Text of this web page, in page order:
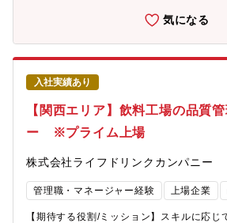
プ技術を使ったマルチエアコンは世界各国
②転勤可能性と想定移動先：有、研究所・
ートワーク：可 (週1～3日程度利用可能/個
割合：約10%【キャリアステップイメージ
を行う主担当として業務遂行し、空調機器
きます。その後、新機種開発の企画やプロ
ての活躍を期待します。【使用言語、環境
場内で使用する言語は日本語ですが、お客
英語も含まれます。製品知識、英語スキル
OFF-JTにて教育いたします【求める人物
幅広い業務をお任せいたします。生産数の
量も増大していく中で、経験豊富なマネー
する事となりました。重視するポイントと
工場全体では約60名、業務物流部門では約
しており、多様なバックグランドを持った
るリーダーシップを期待しています。また
渉外、その他管理業務など幅広い業務をお
や積極的な関わりをお願いいたします。【
理、メンバーの育成（各種技術指導・安全
計や改善提案など、物流部門の安定的かつ
者との折衝業務や全体調整※物流会社のセ
ジメント経験者、工場内でのマネジメント
気になる
入社実績あり
【関西エリア】飲料工場の品質
ー ※プライム上場
株式会社ライフドリンクカンパニー
管理職・マネージャー経験 上場企業
【期待する役割/ミッション】スキルに応じ